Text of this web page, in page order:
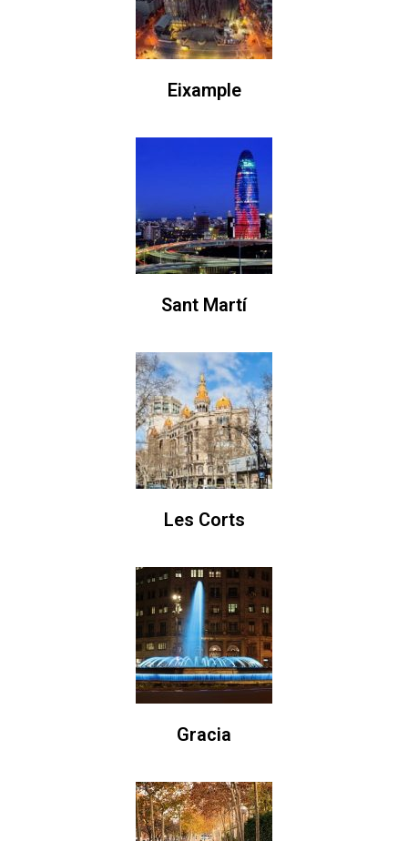
Eixample
Sant Martí
Les Corts
Gracia